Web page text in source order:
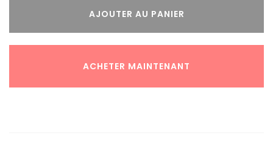
AJOUTER AU PANIER
ACHETER MAINTENANT